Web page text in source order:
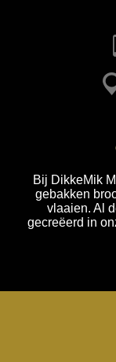
Bij DikkeMik
gebakken
vlaaien. Al
gecreëerd in